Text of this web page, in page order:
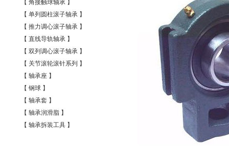
【 角接触球轴承 】
【 单列圆柱滚子轴承 】
【 推力调心滚子轴承 】
【 直线导轨轴承 】
【 双列调心滚子轴承 】
【 关节滚轮滚针系列 】
【 轴承座 】
【 钢球 】
【 轴承套 】
【 轴承润滑脂 】
【 轴承拆装工具 】